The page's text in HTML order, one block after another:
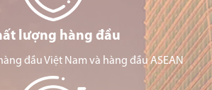
lượng hàng đầu
đầu Việt Nam và hàng đầu ASEAN